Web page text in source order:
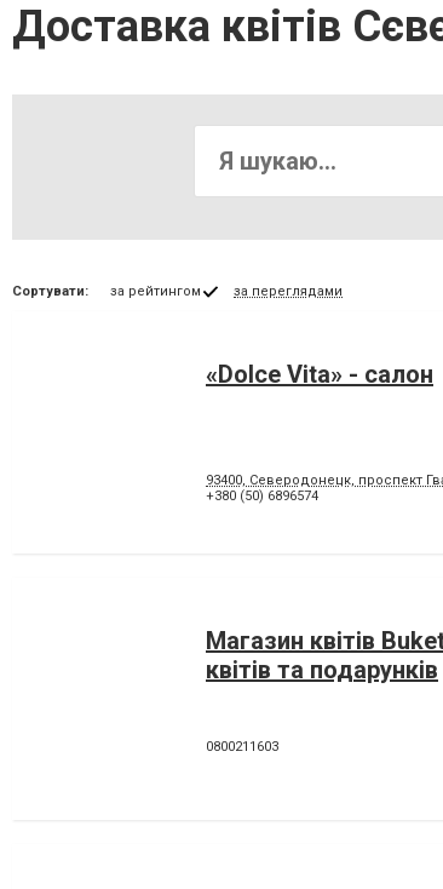
Доставка квітів
Сортувати: за рейтингом за переглядами
«Dolce Vita» - салон
93400, Северодонецк, проспект
+380 (50) 6896574
Магазин квітів
квітів та подарунків
0800211603